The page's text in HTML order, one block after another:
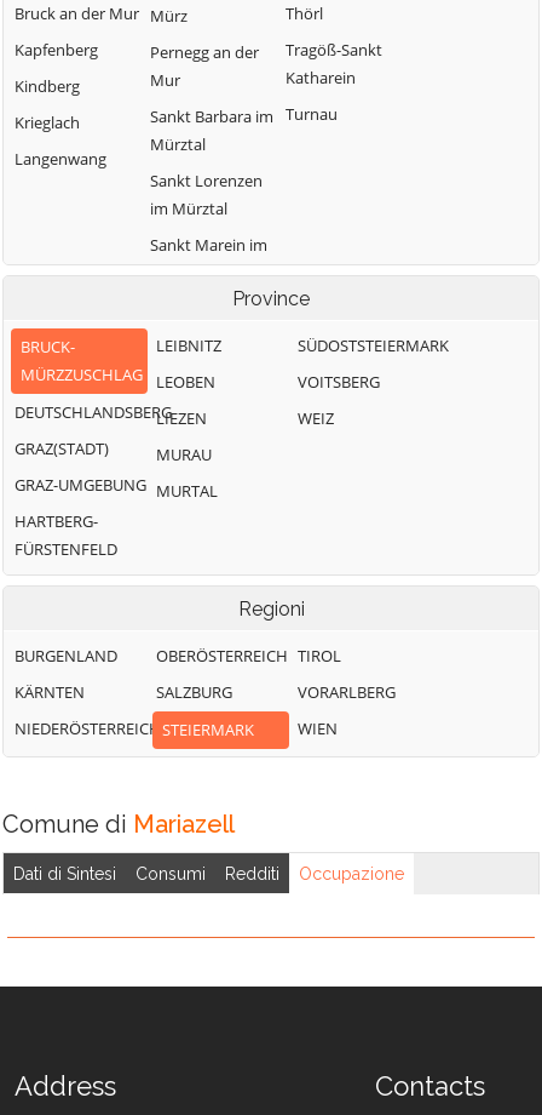
Bruck an der Mur
Kapfenberg
Kindberg
Krieglach
Langenwang
Mürz
Pernegg an der
Mur
Sankt Barbara im
Mürztal
Sankt Lorenzen
im Mürztal
Sankt Marein im
Mürztal
Thörl
Tragöß-Sankt
Katharein
Turnau
Province
BRUCK-
MÜRZZUSCHLAG
DEUTSCHLANDSBERG
GRAZ(STADT)
GRAZ-UMGEBUNG
HARTBERG-
FÜRSTENFELD
LEIBNITZ
LEOBEN
LIEZEN
MURAU
MURTAL
SÜDOSTSTEIERMARK
VOITSBERG
WEIZ
Regioni
BURGENLAND
KÄRNTEN
NIEDERÖSTERREICH
OBERÖSTERREICH
SALZBURG
STEIERMARK
TIROL
VORARLBERG
WIEN
Comune di Mariazell
Dati di Sintesi Consumi Redditi Occupazione
Address Contacts